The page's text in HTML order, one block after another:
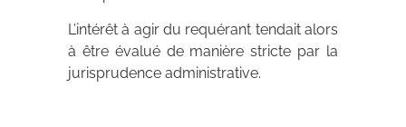
L’intérêt à agir du requérant tendait alors
à être évalué de manière stricte par la
jurisprudence administrative.